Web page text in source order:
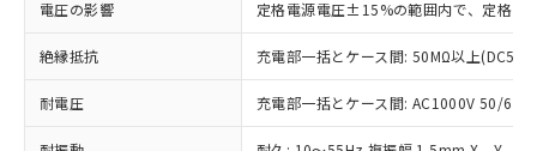
電圧の影響 定格電源電圧±15%の範囲内で、定格電
絶縁抵抗 充電部一括とケース間: 50MΩ以上
耐電圧 充電部一括とケース間: AC1000V 50/
当社制御機器事業取扱商品の中には、
本サービスの対象外となる商品もある
ことをご了承ください。
在庫状況および標準価格照会結果は、
記載している更新日時点での社内デー
害物質有無と関係のない商品です。
いたものが、含有品と判明した場合などや
むを得ず変更することがあります。
*EU RoHS指令（10物質）：
基準値以下であることを示します。
「×」：最大均質材料含有率が中国RoHSの
基準値を超えていることを示します。
為替および外国貿易法に定める商品
（以下｢規制貨物等」という）を輸出